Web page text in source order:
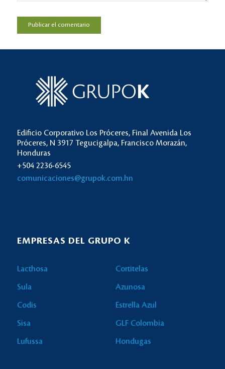
Edificio Corporativo Los Próceres, Final Avenida Los
Próceres, N 3917 Tegucigalpa, Francisco Morazán,
Honduras
+504 2236-6545
comunicaciones@grupok.com.hn
EMPRESAS DEL GRUPO K
Lacthosa
Sula
Codis
Sisa
Lufussa
Cortitelas
Azunosa
Estrella Azul
GLF Colombia
Hondugas